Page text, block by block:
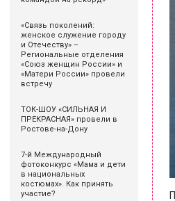
«Связь поколений:
женское служение городу
и Отечеству» –
Региональные отделения
«Союз женщин России» и
«Матери России» провели
встречу
ТОК-ШОУ «СИЛЬНАЯ И
ПРЕКРАСНАЯ» провели в
Ростове-на-Дону
7-й Международный
фотоконкурс «Мама и дети
в национальных
костюмах». Как принять
участие?